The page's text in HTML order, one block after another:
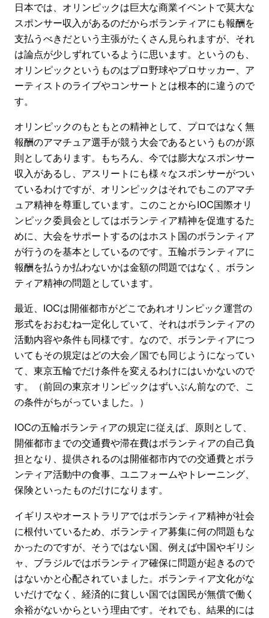
日本では、オリンピックは巨大な商業イベントで莫大な
スポンサー収入があるのだからボランティアにも報酬を
支払うべきだという主張がたくさん見られますが、それ
は論点が少しずれているように思います。というのも、
オリンピックというものはプロ野球やプロサッカー、ア
ーティストのライブやコンサートとは根本的に違うので
す。
オリンピックのもともとの精神として、プロではなく無
報酬のアマチュア選手が競う大会であるというものが原
則としてあります。もちろん、今では膨大なスポンサー
収入があるし、アスリートにも様々なスポンサーがつい
ているわけですが、オリンピックはそれでもこのアマチ
ュア精神を尊重しています。このことからIOC国際オリ
ンピック委員会としてはボランティア精神を促進するた
めに、大会をサポートするのはホスト国のボランティア
が行うのを基本としているのです。五輪ボランティアに
報酬を払うか払わないかは金額の問題ではなく、ボラン
ティア精神の問題としています。
最近、IOCは開催都市がどこであれオリンピック運営の
形式をおおむね一定化していて、それはボランティアの
活動内容や条件も同様です。なので、ボランティアにつ
いてもその規定はどの大会／国でも同じようになってい
て、東京五輪でだけ条件を変えるわけにはいかないので
す。（前回の東京オリンピックはずいぶん前なので、こ
の条件がちがっていました。）
IOCの五輪ボランティアの規定に従えば、原則として、
開催都市までの交通費や滞在費はボランティアの自己負
担となり、提供されるのは開催都市内での交通費とボラ
ンティア活動中の食事、ユニフォームやトレーニング、
保険といったものだけになります。
イギリスやオーストラリアではボランティア精神が社会
に根付いているため、ボランティア募集に何の問題もな
かったのですが、そうではない国、例えば中国やギリシ
ャ、ブラジルではボランティア確保に問題が起きるので
はないかと心配されていました。ボランティア文化がな
いだけでなく、経済的に貧しい国では国民が無償で働く
余裕がないからという理由です。それでも、結果的には